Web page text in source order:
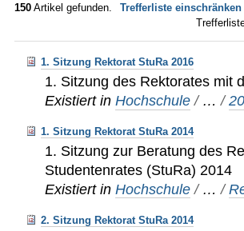
150 Artikel gefunden.
Trefferliste einschränken
1. Sitzung Rektorat StuRa 2016
1. Sitzung des Rektorates mit
Existiert in Hochschule / …/
1. Sitzung Rektorat StuRa 2014
1. Sitzung zur Beratung des
Studentenrates (StuRa) 2014
Existiert in Hochschule / …/
2. Sitzung Rektorat StuRa 2014